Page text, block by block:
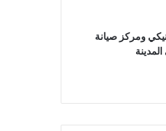
ومركز صيانة